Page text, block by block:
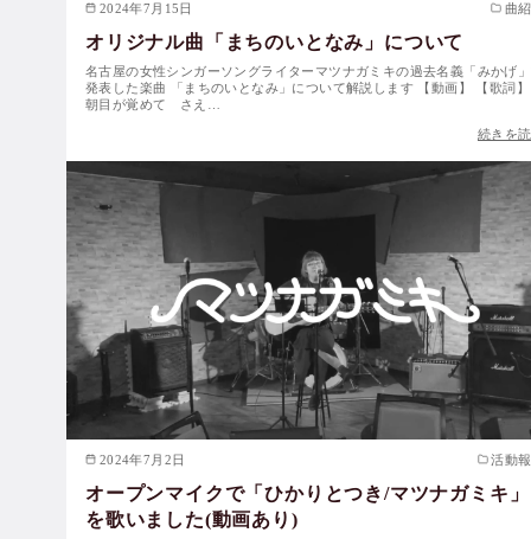
2024年7月15日 曲
オリジナル曲「まちのいとなみ」について
名古屋の女性シンガーソングライターマツナガミキの過去名義「みかげ
発表した楽曲 「まちのいとなみ」について解説します 【動画】 【歌詞】
朝目が覚めて さえ…
続きを
2024年7月2日 活動
オープンマイクで「ひかりとつき/マツナガミキ」
を歌いました(動画あり)